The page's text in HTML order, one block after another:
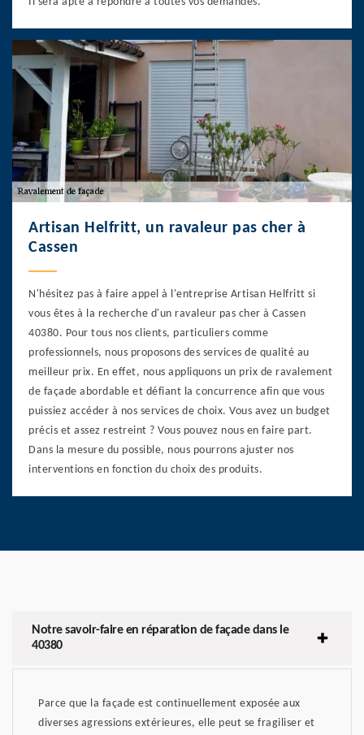
Artisan Helfritt, un ravaleur pas cher à
Cassen
N'hésitez pas à faire appel à l'entreprise Artisan Helfritt si
vous êtes à la recherche d'un ravaleur pas cher à Cassen
40380. Pour tous nos clients, particuliers comme
professionnels, nous proposons des services de qualité au
meilleur prix. En effet, nous appliquons un prix de ravalement
de façade abordable et défiant la concurrence afin que vous
puissiez accéder à nos services de choix. Vous avez un budget
précis et assez restreint ? Vous pouvez nous en faire part.
Dans la mesure du possible, nous pourrons ajuster nos
interventions en fonction du choix des produits.
Notre savoir-faire en réparation de façade dans le
40380
Parce que la façade est continuellement exposée aux
diverses agressions extérieures, elle peut se fragiliser et